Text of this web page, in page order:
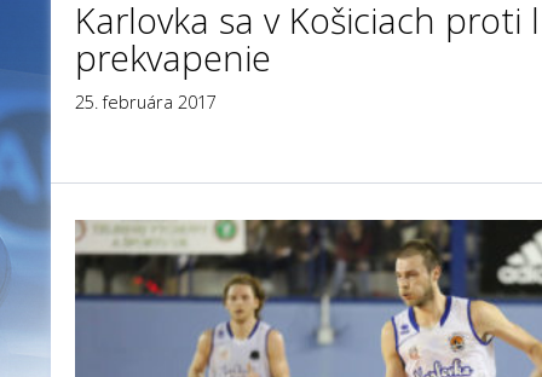
Karlovka sa v Košiciach
prekvapenie
25. februára 2017